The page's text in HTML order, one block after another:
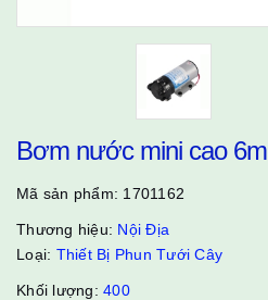
Bơm nước mini cao 6m
Mã sản phẩm: 1701162
Thương hiệu: Nội Địa
Loại: Thiết Bị Phun Tưới Cây
Khối lượng: 400